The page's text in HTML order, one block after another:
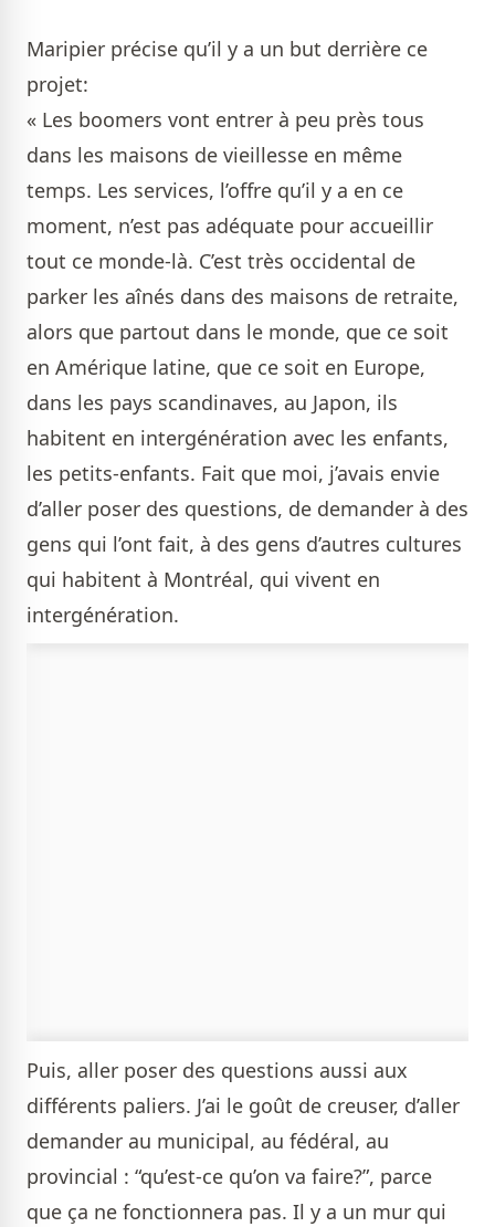
Maripier précise qu’il y a un but derrière ce
projet:
« Les boomers vont entrer à peu près tous
dans les maisons de vieillesse en même
temps. Les services, l’offre qu’il y a en ce
moment, n’est pas adéquate pour accueillir
tout ce monde-là. C’est très occidental de
parker les aînés dans des maisons de retraite,
alors que partout dans le monde, que ce soit
en Amérique latine, que ce soit en Europe,
dans les pays scandinaves, au Japon, ils
habitent en intergénération avec les enfants,
les petits-enfants. Fait que moi, j’avais envie
d’aller poser des questions, de demander à des
gens qui l’ont fait, à des gens d’autres cultures
qui habitent à Montréal, qui vivent en
intergénération.
Puis, aller poser des questions aussi aux
différents paliers. J’ai le goût de creuser, d’aller
demander au municipal, au fédéral, au
provincial : “qu’est-ce qu’on va faire?”, parce
que ça ne fonctionnera pas. Il y a un mur qui